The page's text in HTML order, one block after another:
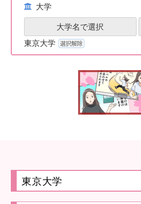
大学
大学名で選択
東京大学
東京大学